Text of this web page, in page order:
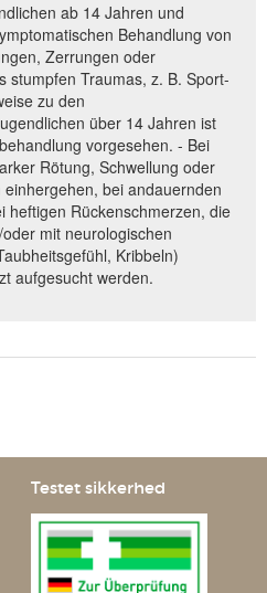
ab 14 Jahren und
Behandlung von
Zerrungen oder
stumpfen Traumas, z. B. Sport-
zu den
über 14 Jahren ist
vorgesehen. - Bei
Rötung, Schwellung oder
bei andauernden
heftigen Rückenschmerzen, die
mit neurologischen
Kribbeln)
aufgesucht werden.
Testet sikkerhed